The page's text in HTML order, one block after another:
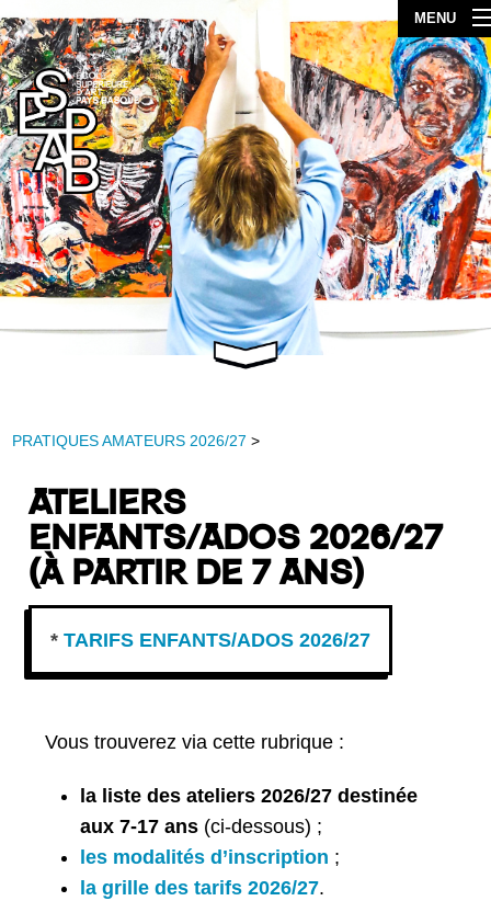
MENU
PRATIQUES AMATEURS 2026/27 >
ATELIERS
ENFANTS/ADOS 2026/27
(À PARTIR DE 7 ANS)
*TARIFS ENFANTS/ADOS 2026/27
Vous trouverez via cette rubrique :
la liste des ateliers 2026/27 destinée
aux 7-17 ans (ci-dessous) ;
les modalités d’inscription ;
la grille des tarifs 2026/27.